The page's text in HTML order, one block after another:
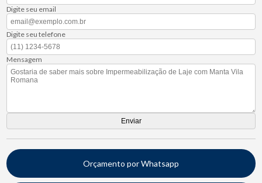
Digite seu email
Digite seu telefone
Mensagem
Orçamento por Whatsapp